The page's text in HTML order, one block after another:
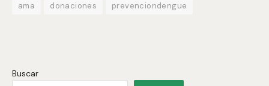
ama donaciones prevenciondengue
Buscar